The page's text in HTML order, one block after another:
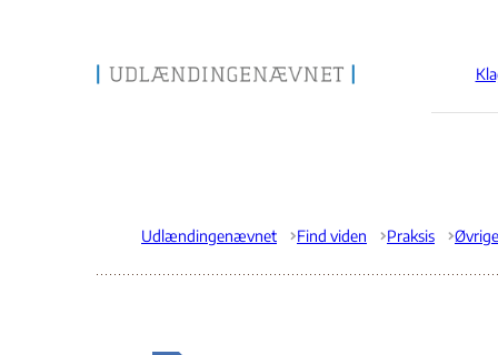
Gå til forsiden
Udlændingenævnet Find viden Praksis Øvrige